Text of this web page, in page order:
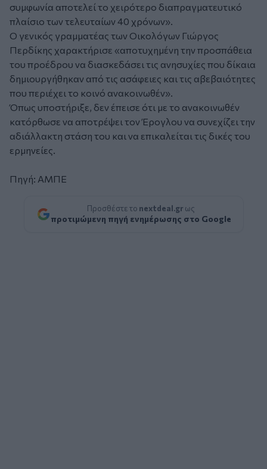
συμφωνία αποτελεί το χειρότερο διαπραγματευτικό
πλαίσιο των τελευταίων 40 χρόνων».
Ο γενικός γραμματέας των Οικολόγων Γιώργος
Περδίκης χαρακτήρισε «αποτυχημένη την προσπάθεια
του προέδρου να διασκεδάσει τις ανησυχίες που δίκαια
δημιουργήθηκαν από τις ασάφειες και τις αβεβαιότητες
που περιέχει το κοινό ανακοινωθέν».
Όπως υποστήριξε, δεν έπεισε ότι με το ανακοινωθέν
κατόρθωσε να αποτρέψει τον Έρογλου να συνεχίζει την
αδιάλλακτη στάση του και να επικαλείται τις δικές του
ερμηνείες.
Πηγή: ΑΜΠΕ
Προσθέστε το nextdeal.gr ως
προτιμώμενη πηγή ενημέρωσης στο Google